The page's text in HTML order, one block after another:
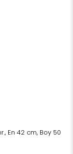
En 42 cm, Boy 50